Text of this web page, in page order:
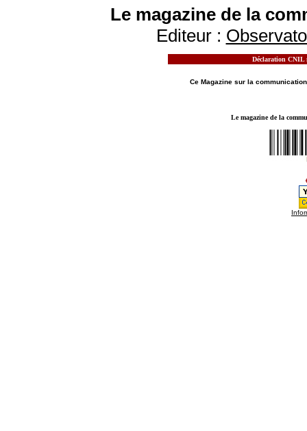
Le magazine de la
Editeur :
Déclaration CNIL
Ce Magazine sur la communication
Le magazine de la